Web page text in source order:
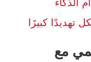
الذكاء
تهديدًا كبيرًا
مع